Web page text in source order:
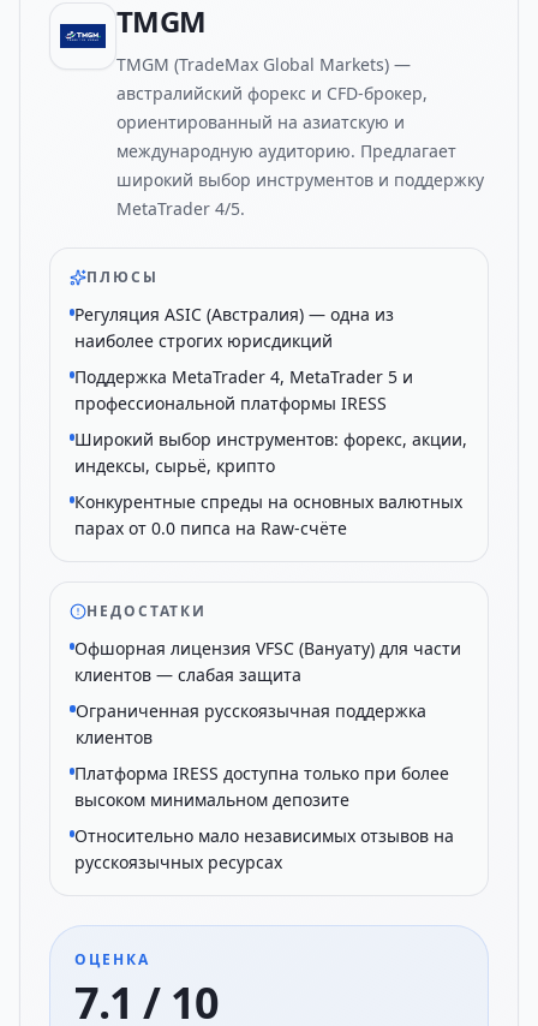
TMGM
TMGM (TradeMax Global Markets) —
австралийский форекс и CFD-брокер,
ориентированный на азиатскую и
международную аудиторию. Предлагает
широкий выбор инструментов и поддержку
MetaTrader 4/5.
ПЛЮСЫ
Регуляция ASIC (Австралия) — одна из
наиболее строгих юрисдикций
Поддержка MetaTrader 4, MetaTrader 5 и
профессиональной платформы IRESS
Широкий выбор инструментов: форекс, акции,
индексы, сырьё, крипто
Конкурентные спреды на основных валютных
парах от 0.0 пипса на Raw-счёте
НЕДОСТАТКИ
Офшорная лицензия VFSC (Вануату) для части
клиентов — слабая защита
Ограниченная русскоязычная поддержка
клиентов
Платформа IRESS доступна только при более
высоком минимальном депозите
Относительно мало независимых отзывов на
русскоязычных ресурсах
ОЦЕНКА
7.1 / 10